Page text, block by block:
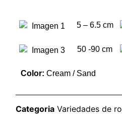
5 – 6.5 cm
50 -90 cm
Color: Cream / Sand
Categoria Variedades de